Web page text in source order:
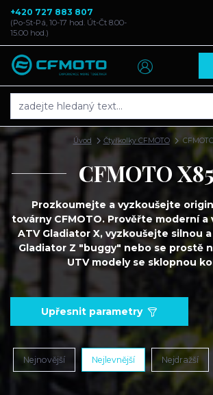
+420 727 883 807
(Po-St-Pá, 10-17 hod. Út-Čt 8.00-
15.00 hod.)
Úvod Čtyřkolky CFMOTO
CFMOTO
Prozkoumejte a vyzkoušejte
továrny CFMOTO. Prověřte moderní a
ATV Gladiator X, vyzkoušejte silnou
Gladiator Z "buggy" nebo se prostě
UTV modely se sklopnou
Upřesnit parametry
Nejnovější Nejlevnější Nejdražší